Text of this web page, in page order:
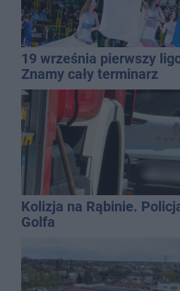
19 września pierwszy
Znamy cały terminarz
Kolizja na Rąbinie.
Golfa